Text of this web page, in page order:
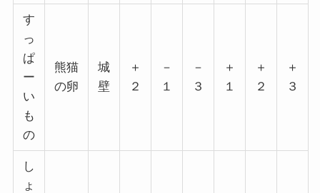
す
っ
ぱ
ー
い
も
の
熊猫
の卵
城
壁
＋
２
－
１
－
３
＋
１
＋
２
＋
３
し
ょ